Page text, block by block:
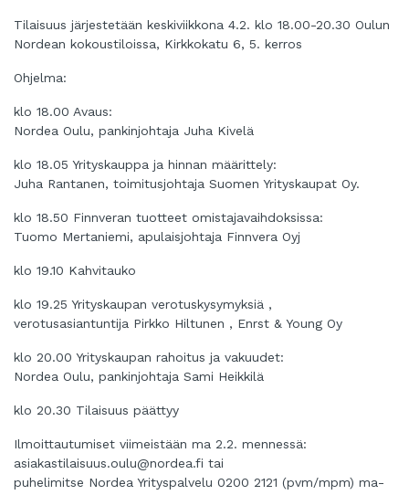
Tilaisuus järjestetään keskiviikkona 4.2. klo 18.00-20.30 Oulun
Nordean kokoustiloissa, Kirkkokatu 6, 5. kerros
Ohjelma:
klo 18.00 Avaus:
Nordea Oulu, pankinjohtaja Juha Kivelä
klo 18.05 Yrityskauppa ja hinnan määrittely:
Juha Rantanen, toimitusjohtaja Suomen Yrityskaupat Oy.
klo 18.50 Finnveran tuotteet omistajavaihdoksissa:
Tuomo Mertaniemi, apulaisjohtaja Finnvera Oyj
klo 19.10 Kahvitauko
klo 19.25 Yrityskaupan verotuskysymyksiä ,
verotusasiantuntija Pirkko Hiltunen , Enrst & Young Oy
klo 20.00 Yrityskaupan rahoitus ja vakuudet:
Nordea Oulu, pankinjohtaja Sami Heikkilä
klo 20.30 Tilaisuus päättyy
Ilmoittautumiset viimeistään ma 2.2. mennessä:
asiakastilaisuus.oulu@nordea.fi tai
puhelimitse Nordea Yrityspalvelu 0200 2121 (pvm/mpm) ma-